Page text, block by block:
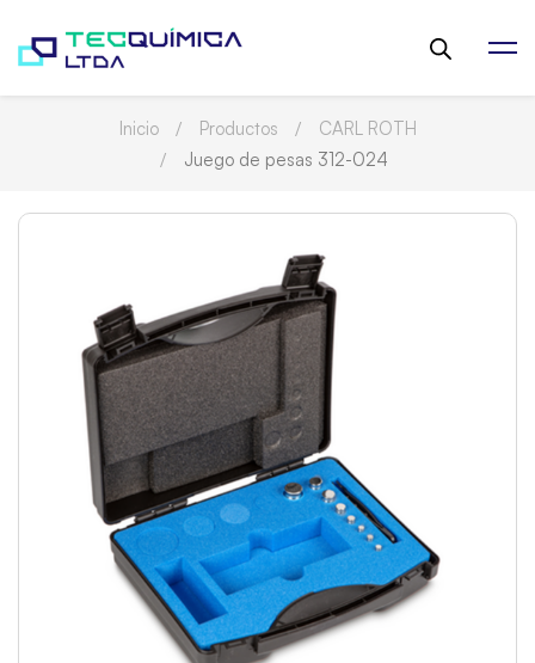
Inicio Productos
CARL ROTH
Juego de pesas 312-024